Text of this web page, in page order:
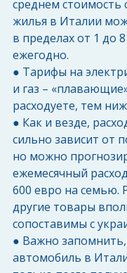
среднем стоимость
жилья в Италии
в пределах от 1 до
ежегодно.
● Тарифы на
и газ –
расходуете, тем
● Как и везде,
сильно зависит от
но можно
ежемесячный
600 евро на семью.
другие товары
сопоставимы с
● Важно
автомобиль в